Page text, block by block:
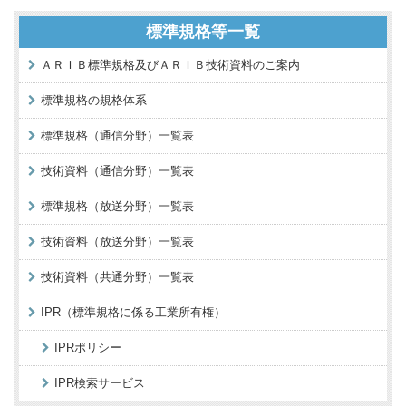
標準規格等一覧
ＡＲＩＢ標準規格及びＡＲＩＢ技術資料のご案内
標準規格の規格体系
標準規格（通信分野）一覧表
技術資料（通信分野）一覧表
標準規格（放送分野）一覧表
技術資料（放送分野）一覧表
技術資料（共通分野）一覧表
IPR（標準規格に係る工業所有権）
IPRポリシー
IPR検索サービス